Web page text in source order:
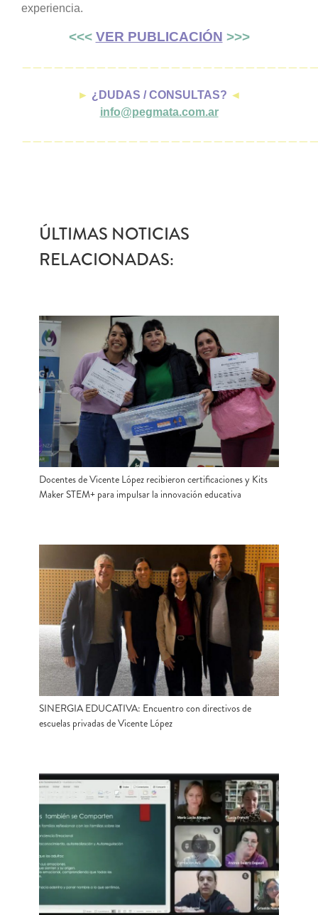
experiencia.
<<< VER PUBLICACIÓN >>>
► ¿DUDAS / CONSULTAS? ◄
info@pegmata.com.ar
ÚLTIMAS NOTICIAS
RELACIONADAS:
Docentes de Vicente López recibieron certificaciones y Kits
Maker STEM+ para impulsar la innovación educativa
SINERGIA EDUCATIVA: Encuentro con directivos de
escuelas privadas de Vicente López